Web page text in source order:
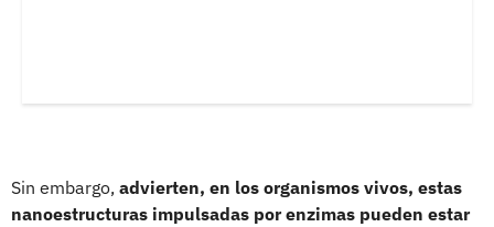
Sin embargo, advierten, en los organismos vivos, estas
nanoestructuras impulsadas por enzimas pueden estar